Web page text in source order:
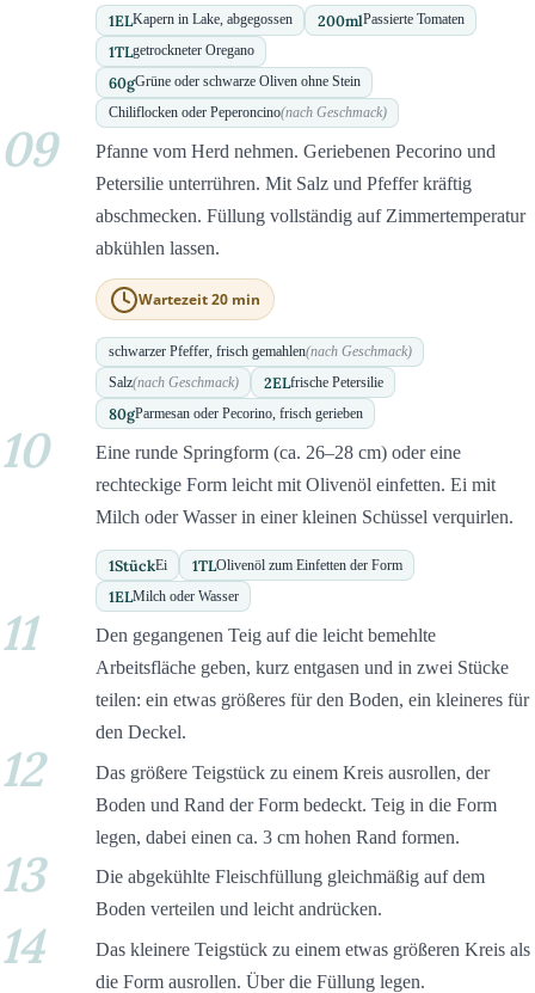
1ELKapern in Lake, abgegossen 200mlPassierte Tomaten
1TLgetrockneter Oregano
60gGrüne oder schwarze Oliven ohne Stein
Chiliflocken oder Peperoncino(nach Geschmack)
09
Pfanne vom Herd nehmen. Geriebenen Pecorino und
Petersilie unterrühren. Mit Salz und Pfeffer kräftig
abschmecken. Füllung vollständig auf Zimmertemperatur
abkühlen lassen.
Wartezeit 20 min
schwarzer Pfeffer, frisch gemahlen(nach Geschmack)
Salz(nach Geschmack) 2ELfrische Petersilie
80gParmesan oder Pecorino, frisch gerieben
10
Eine runde Springform (ca. 26–28 cm) oder eine
rechteckige Form leicht mit Olivenöl einfetten. Ei mit
Milch oder Wasser in einer kleinen Schüssel verquirlen.
1StückEi 1TLOlivenöl zum Einfetten der Form
1ELMilch oder Wasser
11
Den gegangenen Teig auf die leicht bemehlte
Arbeitsfläche geben, kurz entgasen und in zwei Stücke
teilen: ein etwas größeres für den Boden, ein kleineres für
den Deckel.
12
Das größere Teigstück zu einem Kreis ausrollen, der
Boden und Rand der Form bedeckt. Teig in die Form
legen, dabei einen ca. 3 cm hohen Rand formen.
13
Die abgekühlte Fleischfüllung gleichmäßig auf dem
Boden verteilen und leicht andrücken.
14
Das kleinere Teigstück zu einem etwas größeren Kreis als
die Form ausrollen. Über die Füllung legen.